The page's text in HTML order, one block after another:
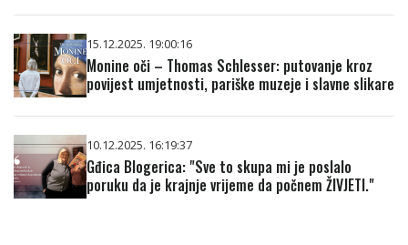
15.12.2025. 19:00:16
Monine oči – Thomas Schlesser: putovanje kroz
povijest umjetnosti, pariške muzeje i slavne slikare
10.12.2025. 16:19:37
Gđica Blogerica: "Sve to skupa mi je poslalo
poruku da je krajnje vrijeme da počnem ŽIVJETI."